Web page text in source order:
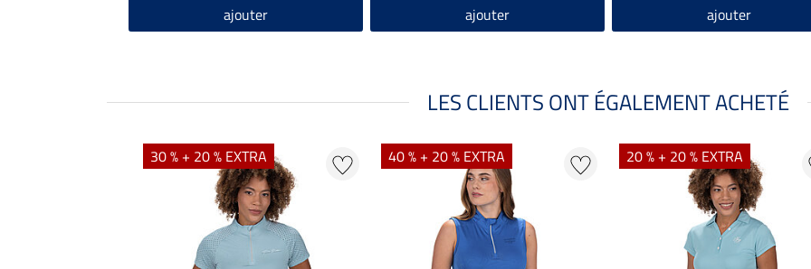
ajouter ajouter ajouter
LES CLIENTS ONT ÉGALEMENT ACHETÉ
30 % + 20 % EXTRA 40 % + 20 % EXTRA 20 % + 20 % EXTRA